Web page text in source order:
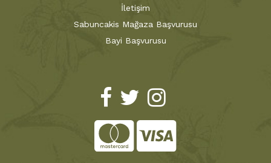
İletişim
Sabuncakis Mağaza Başvurusu
Bayi Başvurusu